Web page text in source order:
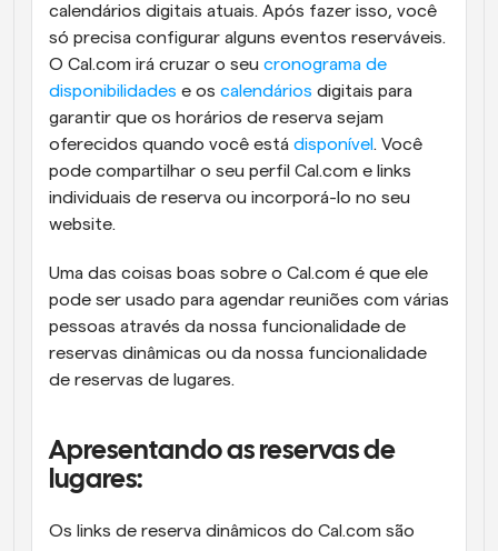
calendários digitais atuais. Após fazer isso, você
só precisa configurar alguns eventos reserváveis.
O Cal.com irá cruzar o seu cronograma de
disponibilidades e os calendários digitais para
garantir que os horários de reserva sejam
oferecidos quando você está disponível . Você
pode compartilhar o seu perfil Cal.com e links
individuais de reserva ou incorporá-lo no seu
website.
Uma das coisas boas sobre o Cal.com é que ele
pode ser usado para agendar reuniões com várias
pessoas através da nossa funcionalidade de
reservas dinâmicas ou da nossa funcionalidade
de reservas de lugares.
Apresentando as reservas de
lugares:
Os links de reserva dinâmicos do Cal.com são